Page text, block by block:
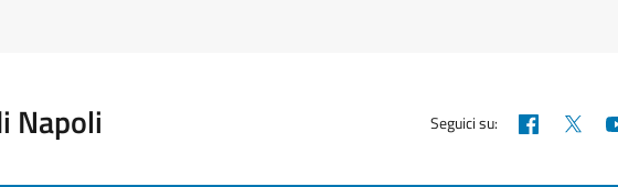
Napoli Seguici su: